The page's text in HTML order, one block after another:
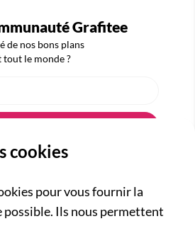
Grafitee
de nos bons plans
tout le monde ?
cookies
pour vous fournir la
possible. Ils nous permettent